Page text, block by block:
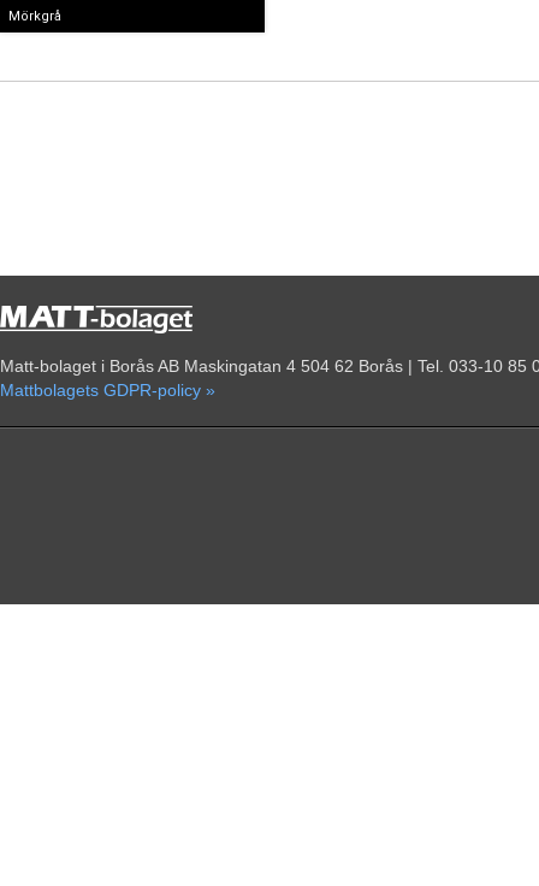
Mörkgrå
Matt-bolaget i Borås AB Maskingatan 4 504 62 Borås | Tel. 033-10
Mattbolagets GDPR-policy »